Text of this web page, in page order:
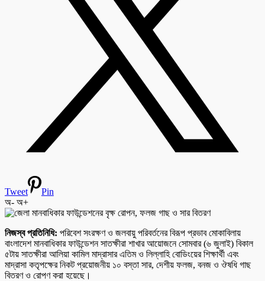
Tweet
Pin
অ- অ+
নিজস্ব প্রতিনিধি: পরিবেশ সংরক্ষণ ও জলবায়ু পরিবর্তনের বিরূপ প্রভাব মোকাবিলায়
বাংলাদেশ মানবাধিকার ফাউন্ডেশন সাতক্ষীরা শাখার আয়োজনে সোমবার (৬ জুলাই) বিকাল
৫টায় সাতক্ষীরা আলিয়া কামিল মাদ্রাসার এতিম ও লিল্লাহি বোডিংয়ের শিক্ষার্থী এবং
মাদ্রাসা কতৃপক্ষের নিকট প্রয়োজনীয় ১০ বস্তা সার, দেশীয় ফলজ, বনজ ও ঔষধি গাছ
বিতরণ ও রোপণ করা হয়েছে।